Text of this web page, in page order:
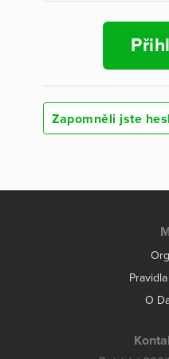
Zapomněli jste
O